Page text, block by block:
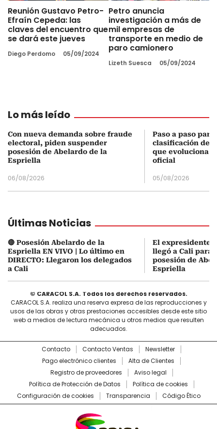
Reunión Gustavo Petro-
Efraín Cepeda: las
claves del encuentro que
se dará este jueves
Diego Perdomo 05/09/2024
Petro anuncia
investigación a más de
mil empresas de
transporte en medio de
paro camionero
Lizeth Suesca 05/09/2024
Lo más leído
Con nueva demanda sobre fraude
electoral, piden suspender
posesión de Abelardo de la
Espriella
06/08/2026
Paso a paso
clasificación del
que evoluciona
oficial
05/08/2026
Últimas Noticias
🔴 Posesión Abelardo de la
Espriella EN VIVO | Lo último en
DIRECTO: Llegaron los delegados
a Cali
El expresidente
llegó a Cali para
posesión de
Espriella
© CARACOL S.A. Todos los derechos reservados.
CARACOL S.A. realiza una reserva expresa de las reproducciones y
usos de las obras y otras prestaciones accesibles desde este sitio
web a medios de lectura mecánica u otros medios que resulten
adecuados.
Contacto Contacto Ventas
Newsletter
Pago electrónico clientes
Alta de Clientes
Registro de proveedores
Aviso legal
Política de Protección de Datos
Política de cookies
Configuración de cookies
Transparencia Código Ético